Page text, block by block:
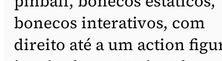
bonecos interativos, com
direito até a um action